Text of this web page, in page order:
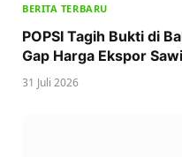
BERITA TERBARU
POPSI Tagih Bukti di
Gap Harga Ekspor
31 Juli 2026